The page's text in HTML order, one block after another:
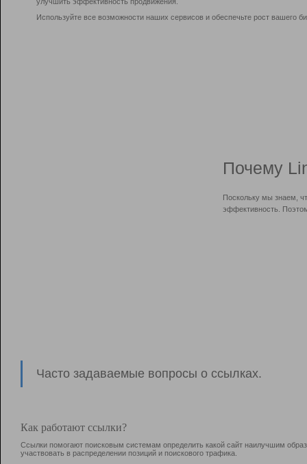
Используйте все возможности наших сервисов и обеспечьте рост вашего
Почему
Поскольку мы знаем,
эффективность.
Часто задаваемые вопросы о ссылках.
Как работают ссылки?
Ссылки помогают поисковым системам определить какой сайт наилучшим
участвовать в раcпределении позиций и поискового трафика.